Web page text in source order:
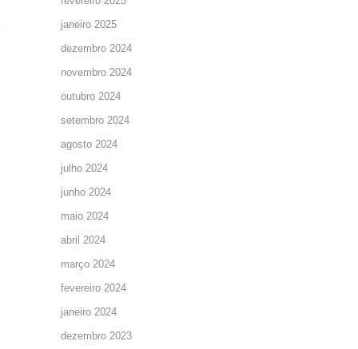
janeiro 2025
dezembro 2024
novembro 2024
outubro 2024
setembro 2024
agosto 2024
julho 2024
junho 2024
maio 2024
abril 2024
março 2024
fevereiro 2024
janeiro 2024
dezembro 2023